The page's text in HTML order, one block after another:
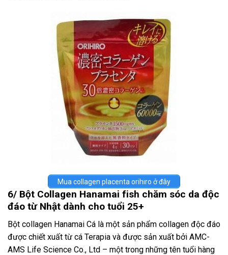
Mua collagen placenta orihiro ở đây
6/ Bột Collagen Hanamai fish chăm sóc da độc
đáo từ Nhật dành cho tuổi 25+
Bột collagen Hanamai Cá là một sản phẩm collagen độc đáo
được chiết xuất từ cá Terapia và được sản xuất bởi AMC-
AMS Life Science Co., Ltd – một trong những tên tuổi hàng